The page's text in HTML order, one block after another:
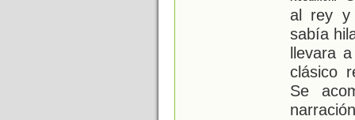
al rey y
sabía
llevara
clásico
Se